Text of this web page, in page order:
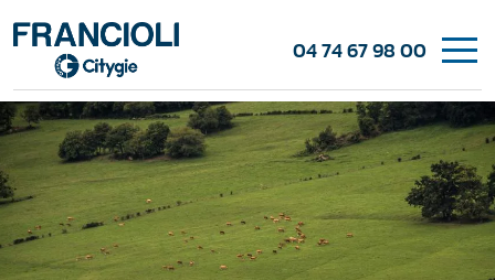
04 74 67 98 00